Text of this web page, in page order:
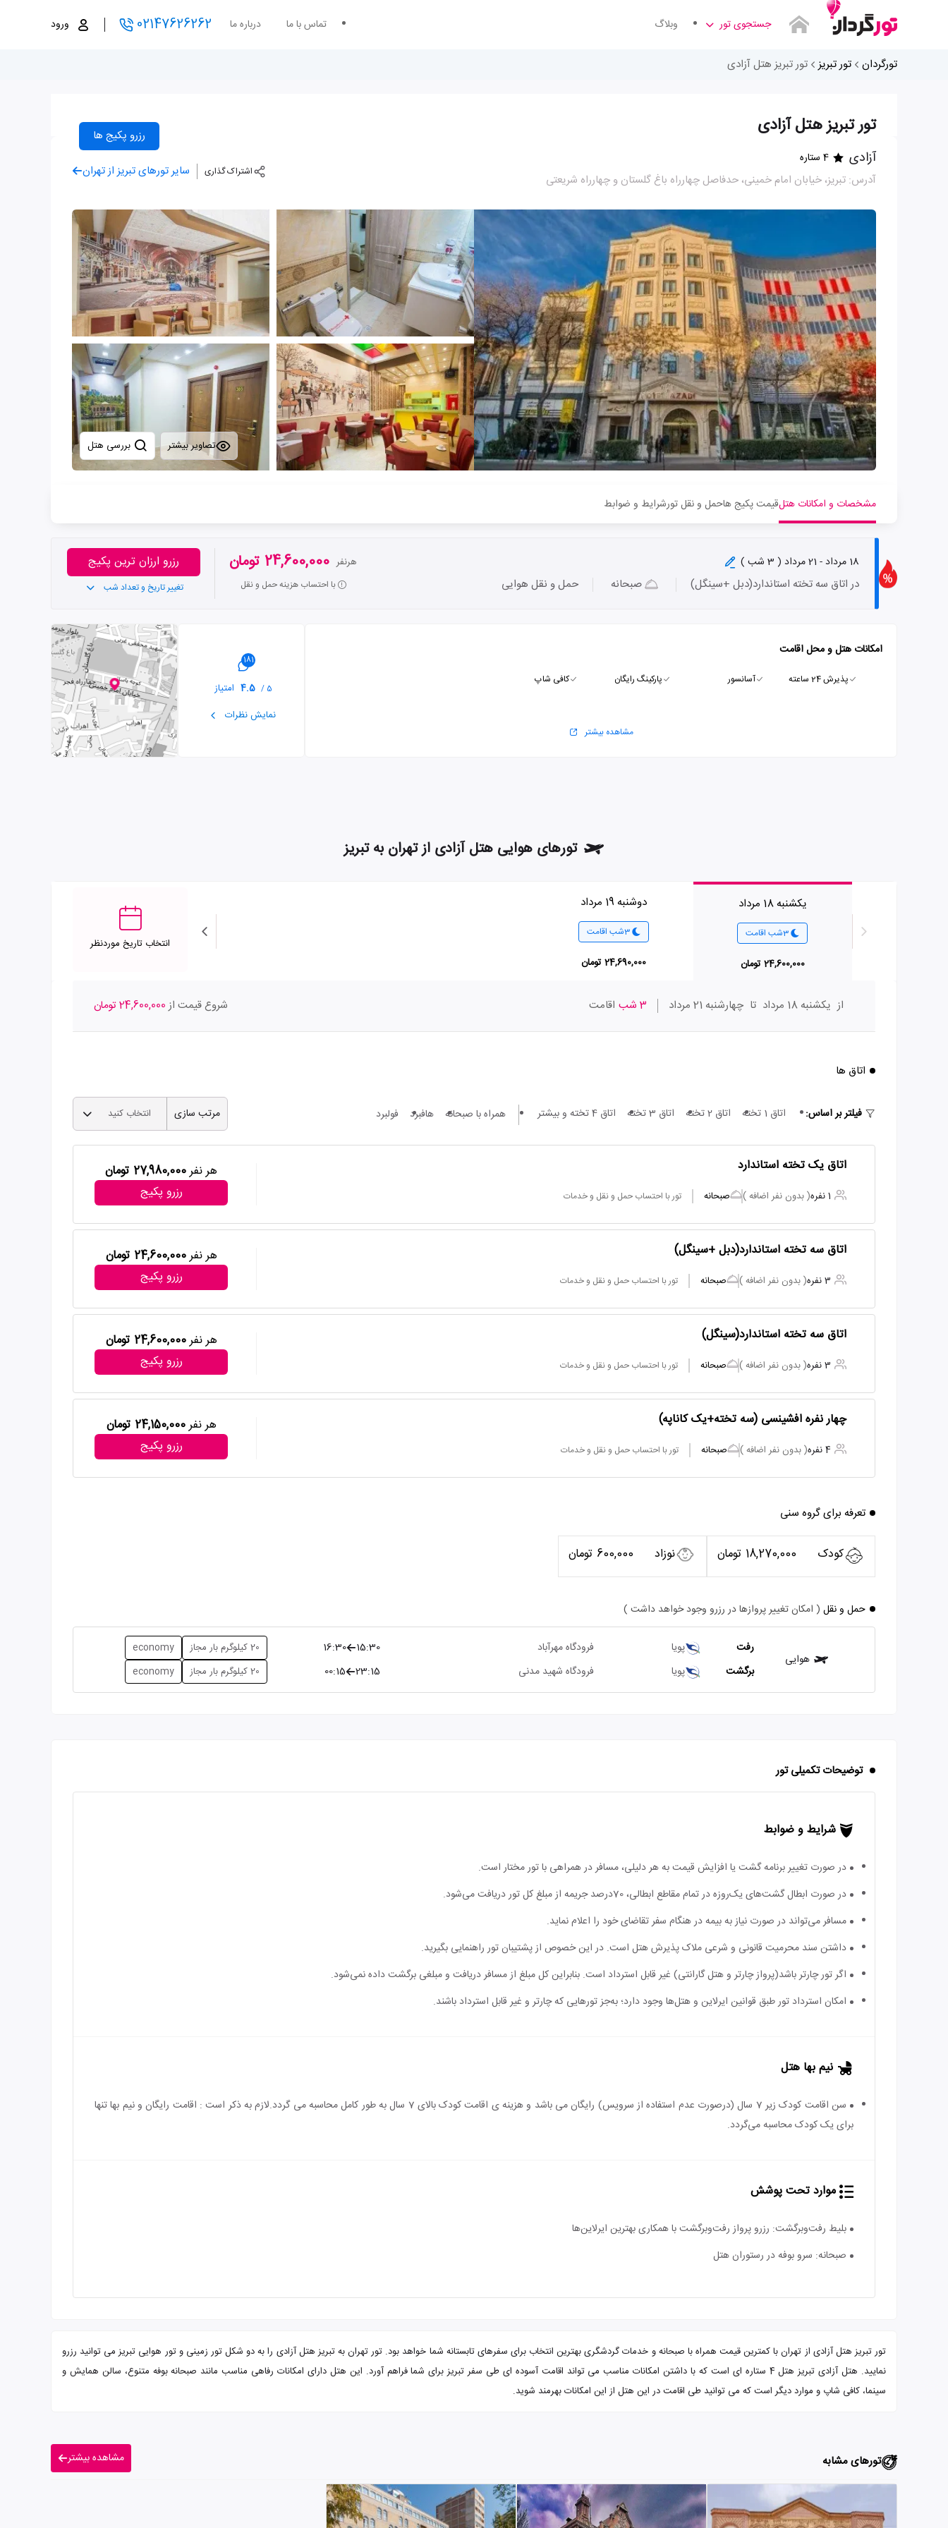
جستجوی تور وبلاگ تماس با ما درباره ما 02147626262 ورود
تورگردان تور تبریز تور تبریز هتل آزادی
تور تبریز هتل آزادی رزرو پکیج ها
آزادی 4 ستاره
آدرس: تبریز، خیابان امام خمینی، حدفاصل چهارراه باغ گلستان و چهارراه شریعتی
اشتراک گذاری سایر تورهای تبریز از تهران
تصاویر بیشتر
مشخصات و امکانات هتلقیمت پکیج هاحمل و نقل تورشرایط و ضوابط
18 مرداد - 21 مرداد ( 3 شب )
در اتاق سه تخته استاندارد(دبل +سینگل) صبحانه حمل و نقل هوایی
هرنفر 24,600,000 تومان
با احتساب هزینه حمل و نقل
رزرو ارزان ترین پکیج
تغییر تاریخ و تعداد شب
امکانات هتل و محل اقامت
پذیرش 24 ساعته آسانسور پارکینگ رایگان کافی شاپ
مشاهده بیشتر
181
5 /
4.5 امتیاز
نمایش نظرات
تورهای هوایی هتل آزادی از تهران به تبریز
یکشنبه 18 مرداد
3شب اقامت
24,600,000 تومان
دوشنبه 19 مرداد
3شب اقامت
24,690,000 تومان
انتخاب تاریخ موردنظر
از یکشنبه 18 مرداد تا چهارشنبه 21 مرداد 3 شب اقامت شروع قیمت از24,600,000 تومان
اتاق ها
فیلتر بر اساس: اتاق 1 تخته اتاق 2 تخته اتاق 3 تخته اتاق 4 تخته و بیشتر همراه با صبحانه هافبرد فولبرد مرتب سازی انتخاب کنید
اتاق یک تخته استاندارد
1 نفره ( بدون نفر اضافه ) صبحانه تور با احتساب حمل و نقل و خدمات
هر نفر27,980,000 تومان
رزرو پکیج
اتاق سه تخته استاندارد(دبل +سینگل)
3 نفره ( بدون نفر اضافه ) صبحانه تور با احتساب حمل و نقل و خدمات
هر نفر24,600,000 تومان
رزرو پکیج
اتاق سه تخته استاندارد(سینگل)
3 نفره ( بدون نفر اضافه ) صبحانه تور با احتساب حمل و نقل و خدمات
هر نفر24,600,000 تومان
رزرو پکیج
چهار نفره افشینسی (سه تخته+یک کاناپه)
4 نفره ( بدون نفر اضافه ) صبحانه تور با احتساب حمل و نقل و خدمات
هر نفر24,150,000 تومان
رزرو پکیج
تعرفه برای گروه سنی
کودک 18,270,000 تومان نوزاد 600,000 تومان
حمل و نقل ( امکان تغییر پروازها در رزرو وجود خواهد داشت )
هوایی
رفت پویا فرودگاه مهرآباد 15:30
16:30 20 کیلوگرم بار مجاز economy
برگشت پویا فرودگاه شهید مدنی 23:15
00:15 20 کیلوگرم بار مجاز economy
توضیحات تکمیلی تور
شرایط و ضوابط
در صورت تغییر برنامه گشت یا افزایش قیمت به هر دلیلی، مسافر در همراهی با تور مختار است.
در صورت ابطال گشت‌های یک‌روزه در تمام مقاطع ابطالی، 70درصد جریمه از مبلغ کل تور دریافت می‌شود.
مسافر می‌تواند در صورت نیاز به بیمه در هنگام سفر تقاضای خود را اعلام نماید.
داشتن سند محرمیت قانونی و شرعی ملاک پذیرش هتل است. در این خصوص از پشتیبان تور راهنمایی بگیرید.
اگر تور چارتر باشد(پرواز چارتر و هتل گارانتی) غیر قابل استرداد است. بنابراین کل مبلغ از مسافر دریافت و مبلغی برگشت داده نمی‌شود.
امکان استرداد تور طبق قوانین ایرلاین و هتل‌ها وجود دارد؛ به‌جز تورهایی که چارتر و غیر قابل استرداد باشند.
نیم بها هتل
سن اقامت کودک زیر 7 سال (درصورت عدم استفاده از سرویس) رایگان می باشد و هزینه ی اقامت کودک بالای 7 سال به طور کامل محاسبه می گردد.لازم به ذکر است : اقامت رایگان و نیم بها تنها
برای یک کودک محاسبه می‌گردد.
موارد تحت پوشش
بلیط رفت‌و‌برگشت: رزرو پرواز رفت‌و‌برگشت با همکاری بهترین ایرلاین‌ها
صبحانه‌: سرو بوفه در رستوران هتل
تور تبریز هتل آزادی از تهران با کمترین قیمت همراه با صبحانه و خدمات گردشگری بهترین انتخاب برای سفرهای تابستانه شما خواهد بود. تور تهران به تبریز هتل آزادی را به دو شکل تور زمینی و تور هوایی تبریز می توانید رزرو
نمایید. هتل آزادی تبریز هتل 4 ستاره ای است که با داشتن امکانات مناسب می تواند اقامت آسوده ای طی سفر تبریز برای شما فراهم آورد. این هتل دارای امکانات رفاهی مناسب مانند صبحانه بوفه متنوع، سالن همایش و
سینما، کافی شاپ و موارد دیگر است که می توانید طی اقامت در این هتل از این امکانات بهرمند شوید.
تورهای مشابه مشاهده بیشتر